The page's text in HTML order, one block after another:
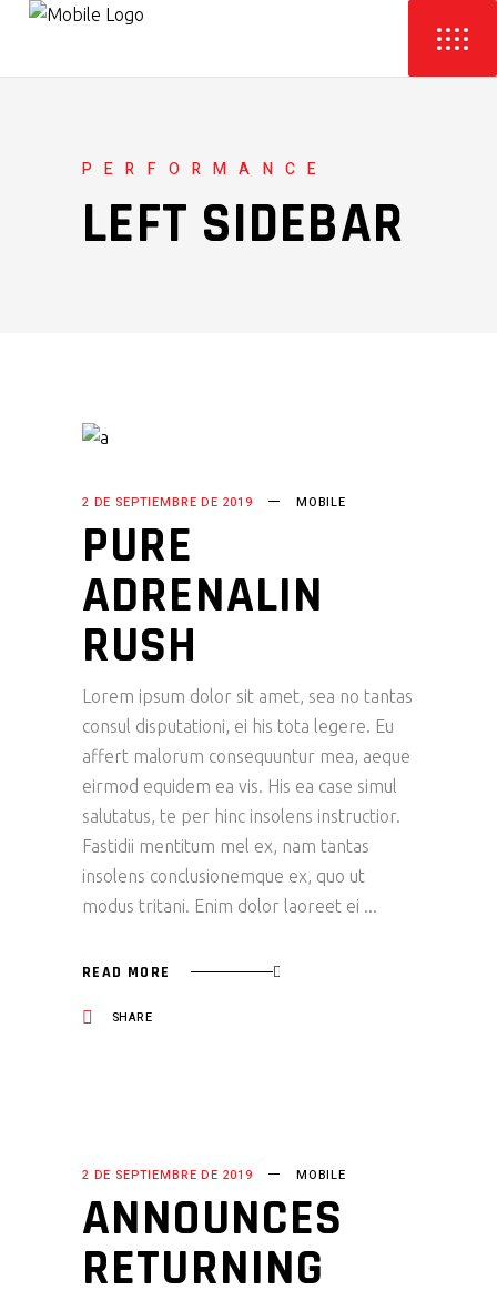
PERFORMANCE
LEFT SIDEBAR
2 DE SEPTIEMBRE DE 2019 MOBILE
PURE
ADRENALIN
RUSH
Lorem ipsum dolor sit amet, sea no tantas
consul disputationi, ei his tota legere. Eu
affert malorum consequuntur mea, aeque
eirmod equidem ea vis. His ea case simul
salutatus, te per hinc insolens instructior.
Fastidii mentitum mel ex, nam tantas
insolens conclusionemque ex, quo ut
modus tritani. Enim dolor laoreet ei
READ MORE
SHARE
2 DE SEPTIEMBRE DE 2019 MOBILE
ANNOUNCES
RETURNING